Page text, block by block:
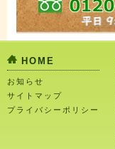
HOME
お知らせ
サイトマップ
プライバシーポリシー